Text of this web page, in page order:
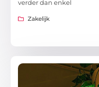
verder dan enkel
Zakelijk